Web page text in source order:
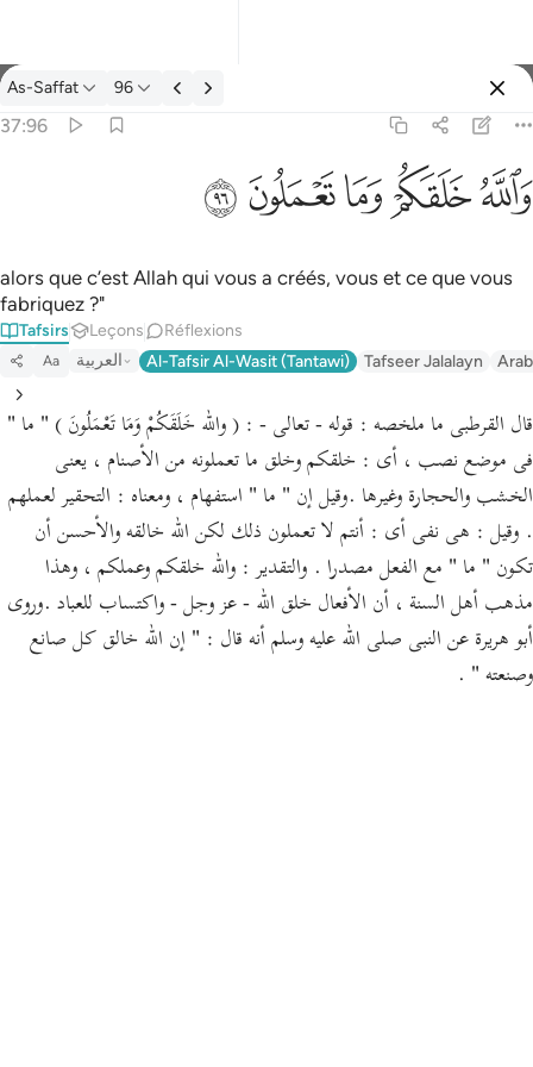
Tafsir: As-Saffat 37:96
As-Saffat 96
37:96
وَٱللَّهُ خَلَقَكُمْ وَمَا تَعْمَلُونَ ٩٦
ﲤﲥﲦﲧﲨ
alors que c’est Allah qui vous a créés, vous et ce que vous
fabriquez ?"
Tafsirs Leçons Réflexions
Aa العربية Al-Tafsir Al-Wasit (Tantawi) Tafseer Jalalayn
قال القرطبى ما ملخصه : قوله - تعالى - : ( والله خَلَقَكُمْ وَمَا تَعْمَلُونَ ) " ما "
فى موضع نصب ، أى : خلقكم وخلق ما تعملونه من الأصنام ، يعنى
الخشب والحجارة وغيرها .وقيل إن " ما " استفهام ، ومعناه : التحقير لعملهم
. وقيل : هى نفى أى : أنتم لا تعملون ذلك لكن الله خالقه والأحسن أن
تكون " ما " مع الفعل مصدرا . والتقدير : والله خلقكم وعملكم ، وهذا
مذهب أهل السنة ، أن الأفعال خلق الله - عز وجل - واكتساب للعباد .وروى
أبو هريرة عن النبى صلى الله عليه وسلم أنه قال : " إن الله خالق كل صانع
وصنعته " .